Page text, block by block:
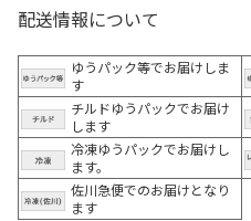
配送情報について
ゆうパック等でお届けしま
す
チルドゆうパックでお届け
します
冷凍ゆうパックでお届けし
ます。
佐川急便でのお届けとなり
ます